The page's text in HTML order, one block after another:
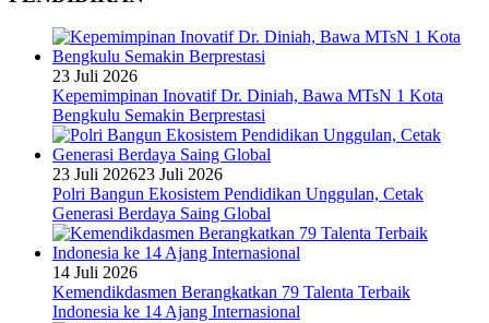
23 Juli 2026
Kepemimpinan Inovatif Dr. Diniah, Bawa MTsN 1 Kota
Bengkulu Semakin Berprestasi
23 Juli 202623 Juli 2026
Polri Bangun Ekosistem Pendidikan Unggulan, Cetak
Generasi Berdaya Saing Global
14 Juli 2026
Kemendikdasmen Berangkatkan 79 Talenta Terbaik
Indonesia ke 14 Ajang Internasional